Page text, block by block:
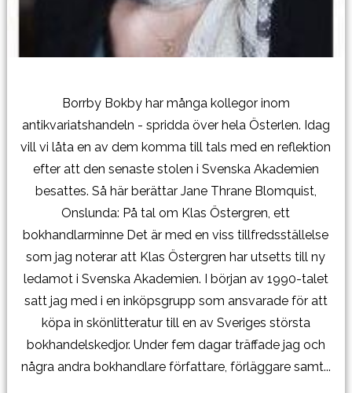
Borrby Bokby har många kollegor inom
antikvariatshandeln - spridda över hela Österlen. Idag
vill vi låta en av dem komma till tals med en reflektion
efter att den senaste stolen i Svenska Akademien
besattes. Så här berättar Jane Thrane Blomquist,
Onslunda: På tal om Klas Östergren, ett
bokhandlarminne Det är med en viss tillfredsställelse
som jag noterar att Klas Östergren har utsetts till ny
ledamot i Svenska Akademien. I början av 1990-talet
satt jag med i en inköpsgrupp som ansvarade för att
köpa in skönlitteratur till en av Sveriges största
bokhandelskedjor. Under fem dagar träffade jag och
några andra bokhandlare författare, förläggare samt...